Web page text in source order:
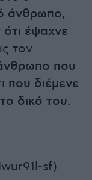
άνθρωπο,
έψαχνε
τον
που
που διέμενε
δικό του.
sf)